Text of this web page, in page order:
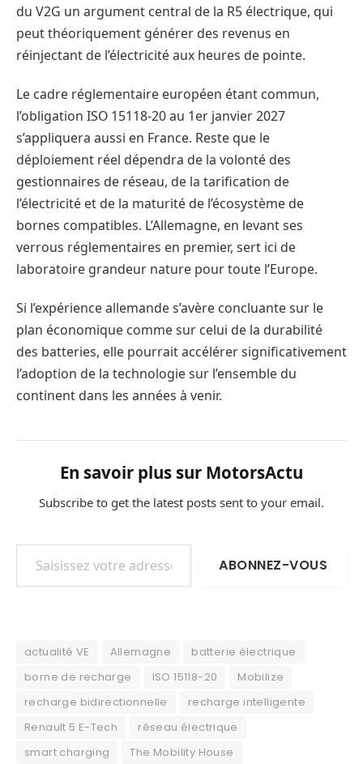
du V2G un argument central de la R5 électrique, qui
peut théoriquement générer des revenus en
réinjectant de l’électricité aux heures de pointe.
Le cadre réglementaire européen étant commun,
l’obligation ISO 15118-20 au 1er janvier 2027
s’appliquera aussi en France. Reste que le
déploiement réel dépendra de la volonté des
gestionnaires de réseau, de la tarification de
l’électricité et de la maturité de l’écosystème de
bornes compatibles. L’Allemagne, en levant ses
verrous réglementaires en premier, sert ici de
laboratoire grandeur nature pour toute l’Europe.
Si l’expérience allemande s’avère concluante sur le
plan économique comme sur celui de la durabilité
des batteries, elle pourrait accélérer significativement
l’adoption de la technologie sur l’ensemble du
continent dans les années à venir.
En savoir plus sur MotorsActu
Subscribe to get the latest posts sent to your email.
Saisissez votre adresse e-mail…
ABONNEZ-VOUS
actualité VE Allemagne
batterie électrique
borne de recharge
ISO 15118-20
Mobilize
recharge bidirectionnelle
recharge intelligente
Renault 5 E-Tech
réseau électrique
smart charging
The Mobility House